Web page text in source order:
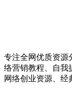
专注全网优质资源
络营销教程、自我
网络创业资源、经